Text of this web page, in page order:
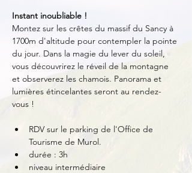
Instant inoubliable !
Montez sur les crêtes du massif du Sancy à
1700m d'altitude pour contempler la pointe
du jour. Dans la magie du lever du soleil,
vous découvrirez le réveil de la montagne
et observerez les chamois. Panorama et
lumières étincelantes seront au rendez-
vous !
RDV sur le parking de l'Office de
Tourisme de Murol.
durée : 3h
niveau intermédiaire